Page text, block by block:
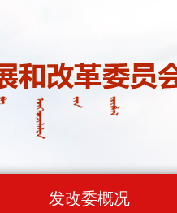
发改委概况